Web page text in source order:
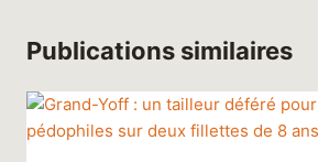
Publications similaires